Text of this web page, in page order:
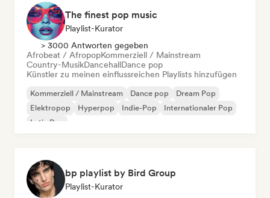
The finest pop music
Playlist-Kurator
> 3000 Antworten gegeben
Afrobeat / AfropopKommerziell / Mainstream
Country-MusikDancehallDance pop
Künstler zu meinen einflussreichen Playlists hinzufügen
Kommerziell / Mainstream Dance pop
Dream Pop
Elektropop
Hyperpop Indie-Pop
Internationaler Pop
Latin Pop
bp playlist by Bird Group
Playlist-Kurator